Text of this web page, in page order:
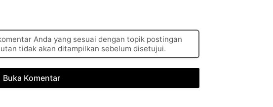
Anda yang sesuai dengan topik postingan
tidak akan ditampilkan sebelum disetujui.
Buka Komentar